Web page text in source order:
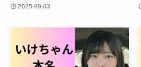
2025-09-03